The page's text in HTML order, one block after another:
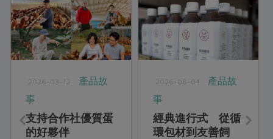
2026-03-12
產品故
事
支持合作社優質蛋
的好夥伴
2026-08-04
產品故
事
經典進行式 從循
環包材到友善飼